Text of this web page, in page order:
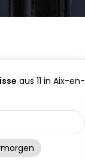
aus 11 in Aix-en-